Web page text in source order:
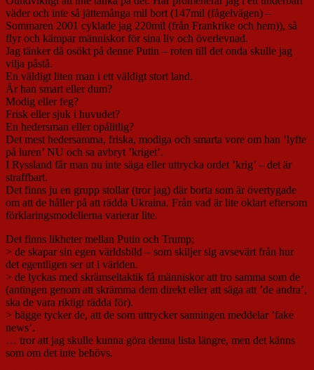
väder och inte så jättemånga mil bort (147mil (fågelvägen) –
Sommaren 2001 cyklade jag 220mil (från Frankrike och hem)), så
flyr och kämpar människor för sina liv och överlevnad.
Jag tänker då osökt på denne Putin – roten till det onda skulle jag
vilja påstå.
En väldigt liten man i ett väldigt stort land.
Är han smart eller dum?
Modig eller feg?
Frisk eller sjuk i huvudet?
En hedersman eller opålitlig?
Det mest hedersamma, friska, modiga och smarta vore om han ’lyfte
på luren’ NU och sa avbryt ’kriget’.
I Ryssland får man nu inte säga eller uttrycka ordet ’krig’ – det är
straffbart.
Det finns ju en grupp stollar (tror jag) där borta som är övertygade
om att de håller på att rädda Ukraina. Från vad är lite oklart eftersom
förklaringsmodellerna varierar lite.
Det finns likheter mellan Putin och Trump;
> de skapar sin egen världsbild – som skiljer sig avsevärt från hur
det egentligen ser ut i världen.
> de lyckas med skrämseltaktik få människor att tro samma som de
(antingen genom att skrämma dem direkt eller att säga att ’de andra’,
ska de vara riktigt rädda för).
> bägge tycker de, att de som uttrycker sanningen meddelar ’fake
news’.
… tror att jag skulle kunna göra denna lista längre, men det känns
som om det inte behövs.